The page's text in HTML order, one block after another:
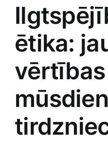
ētika:
vērtības‌